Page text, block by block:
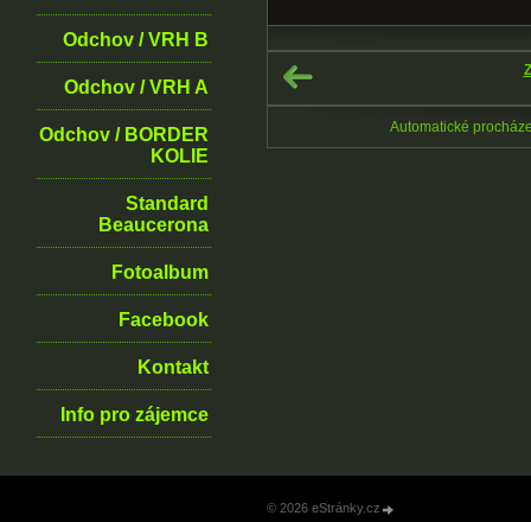
Odchov / VRH B
Odchov / VRH A
Odchov / BORDER
KOLIE
Standard
Beaucerona
Fotoalbum
Facebook
Kontakt
Info pro zájemce
Automatické
© 2026 eStránky.cz